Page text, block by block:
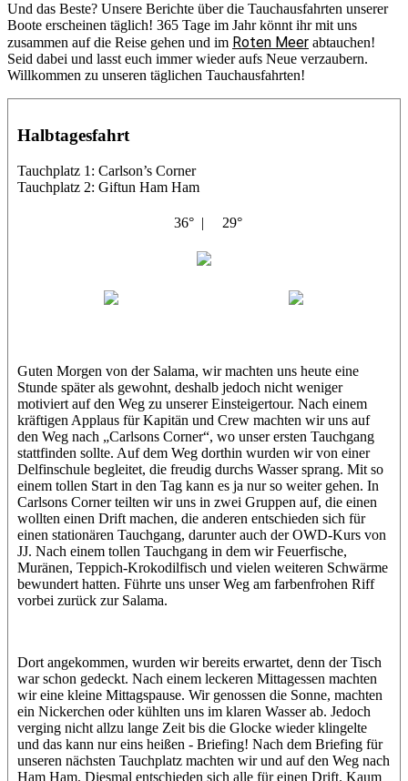
Und das Beste? Unsere Berichte über die Tauchausfahrten unserer
Boote erscheinen täglich! 365 Tage im Jahr könnt ihr mit uns
zusammen auf die Reise gehen und im Roten Meer abtauchen!
Seid dabei und lasst euch immer wieder aufs Neue verzaubern.
Willkommen zu unseren täglichen Tauchausfahrten!
Halbtagesfahrt
Tauchplatz 1: Carlson’s Corner
Tauchplatz 2: Giftun Ham Ham
36° | 29°
Guten Morgen von der Salama, wir machten uns heute eine
Stunde später als gewohnt, deshalb jedoch nicht weniger
motiviert auf den Weg zu unserer Einsteigertour. Nach einem
kräftigen Applaus für Kapitän und Crew machten wir uns auf
den Weg nach „Carlsons Corner“, wo unser ersten Tauchgang
stattfinden sollte. Auf dem Weg dorthin wurden wir von einer
Delfinschule begleitet, die freudig durchs Wasser sprang. Mit so
einem tollen Start in den Tag kann es ja nur so weiter gehen. In
Carlsons Corner teilten wir uns in zwei Gruppen auf, die einen
wollten einen Drift machen, die anderen entschieden sich für
einen stationären Tauchgang, darunter auch der OWD-Kurs von
JJ. Nach einem tollen Tauchgang in dem wir Feuerfische,
Muränen, Teppich-Krokodilfisch und vielen weiteren Schwärme
bewundert hatten. Führte uns unser Weg am farbenfrohen Riff
vorbei zurück zur Salama.
Dort angekommen, wurden wir bereits erwartet, denn der Tisch
war schon gedeckt. Nach einem leckeren Mittagessen machten
wir eine kleine Mittagspause. Wir genossen die Sonne, machten
ein Nickerchen oder kühlten uns im klaren Wasser ab. Jedoch
verging nicht allzu lange Zeit bis die Glocke wieder klingelte
und das kann nur eins heißen - Briefing! Nach dem Briefing für
unseren nächsten Tauchplatz machten wir und auf den Weg nach
Ham Ham. Diesmal entschieden sich alle für einen Drift. Kaum